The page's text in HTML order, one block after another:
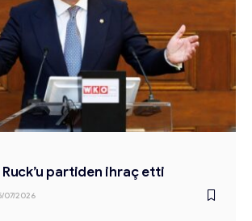
Ruck’u partiden ihraç etti
07/2026